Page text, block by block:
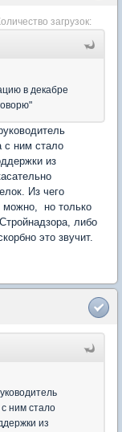
загрузок:
в декабре
с ним стало
из
Из чего
можно, но только
либо
это звучит.
ним стало
из